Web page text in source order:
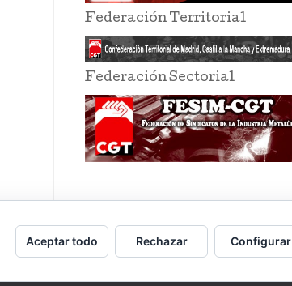
Federación Territorial
Federación Sectorial
Aceptar todo Rechazar Configurar